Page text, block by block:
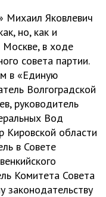
Михаил Яковлевич
но, как и
Москве, в ходе
совета партии.
в «Единую
Волгоградской
руководитель
Вод
Кировской области
в Совете
Комитета Совета
законодательству